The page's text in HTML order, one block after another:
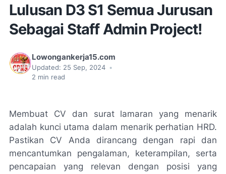
Lulusan D3 S1 Semua Jurusan
Sebagai Staff Admin Project!
Lowongankerja15.com
Updated: 25 Sep, 2024 •
2 min read
Membuat CV dan surat lamaran yang menarik
adalah kunci utama dalam menarik perhatian HRD.
Pastikan CV Anda dirancang dengan rapi dan
mencantumkan pengalaman, keterampilan, serta
pencapaian yang relevan dengan posisi yang